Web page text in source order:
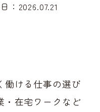
：2026.07.21
働ける仕事の選び
・在宅ワークなど